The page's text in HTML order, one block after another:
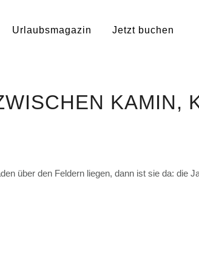
Urlaubsmagazin Jetzt buchen
KAMIN,
über den Feldern liegen, dann ist sie da: die